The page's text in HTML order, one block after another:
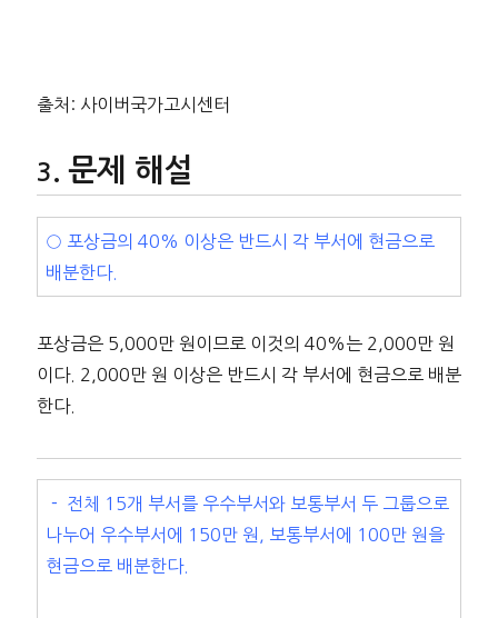
출처: 사이버국가고시센터
문제 해설
○ 포상금의 40% 이상은 반드시 각 부서에 현금으로
배분한다.
포상금은 5,000만 원이므로 이것의 40%는 2,000만 원
이다. 2,000만 원 이상은 반드시 각 부서에 현금으로 배분
한다.
－ 전체 15개 부서를 우수부서와 보통부서 두 그룹으로
나누어 우수부서에 150만 원, 보통부서에 100만 원을
현금으로 배분한다.